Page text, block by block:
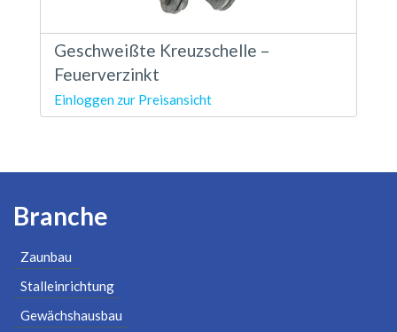
Geschweißte Kreuzschelle –
Feuerverzinkt
Einloggen zur Preisansicht
Branche
Zaunbau
Stalleinrichtung
Gewächshausbau